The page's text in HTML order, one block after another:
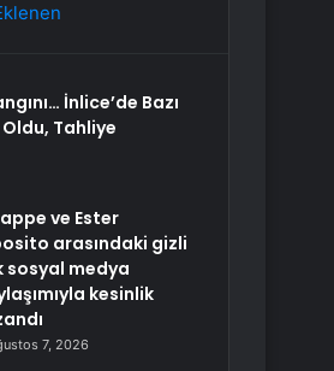
İnlice’de Bazı
Tahliye
ve Ester
arasındaki gizli
sosyal medya
kesinlik
7, 2026